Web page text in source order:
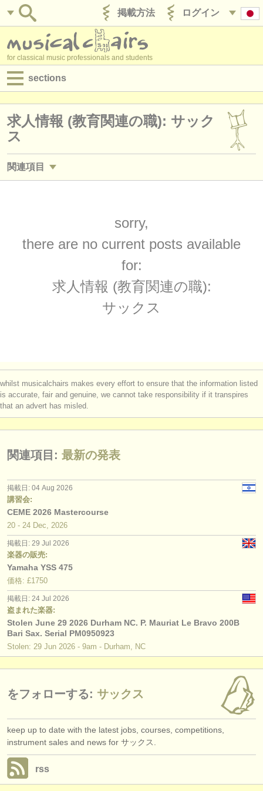
ログイン
掲載方法
for classical music professionals and students
sections
求人情報 (演奏関係の職)
求人情報 (管理者関連の職)
コンクール
音楽学校
ユース オーケストラ
お問い合わせ
rss feeds
クラシック音楽ニュース
出版社:
掲載方法
find out about our
ATSfaq
ログイン
求人情報 (教育関連の職): サック
ス
関連項目
degree courses: サックス (10)
コンクール: サックス (5)
盗まれた楽器: サックス (108)
sorry,
there are no current posts available
for:
求人情報 (教育関連の職):
サックス
whilst musicalchairs makes every effort to ensure that the information listed
is accurate, fair and genuine, we cannot take responsibility if it transpires
that an advert has misled.
関連項目: 最新の発表
掲載日: 04 Aug 2026
講習会:
CEME 2026 Mastercourse
20 - 24 Dec, 2026
掲載日: 29 Jul 2026
楽器の販売:
Yamaha YSS 475
価格: £1750
掲載日: 24 Jul 2026
盗まれた楽器:
Stolen June 29 2026 Durham NC. P. Mauriat Le Bravo 200B
Bari Sax. Serial PM0950923
Stolen: 29 Jun 2026 - 9am - Durham, NC
をフォローする: サックス
keep up to date with the latest jobs, courses, competitions,
instrument sales and news for サックス.
rss